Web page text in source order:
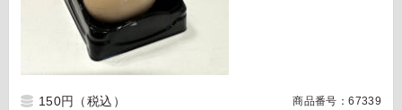
150円 （税込） 商品番号：67339